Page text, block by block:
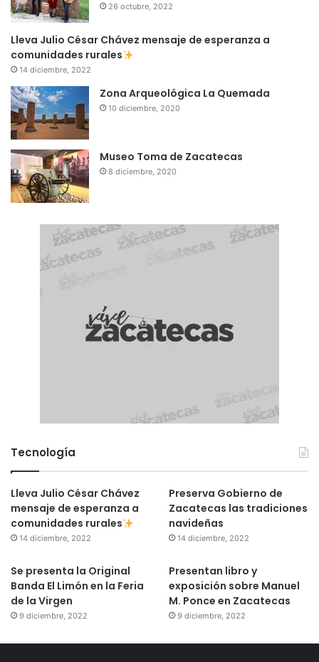
26 octubre, 2022
Lleva Julio César Chávez mensaje de esperanza a
comunidades rurales
14 diciembre, 2022
Zona Arqueológica La Quemada
10 diciembre, 2020
Museo Toma de Zacatecas
8 diciembre, 2020
Tecnología
Lleva Julio César Chávez
mensaje de esperanza a
comunidades rurales
14 diciembre, 2022
Preserva Gobierno de
Zacatecas las tradiciones
navideñas
14 diciembre, 2022
Se presenta la Original
Banda El Limón en la Feria
de la Virgen
9 diciembre, 2022
Presentan libro y
exposición sobre Manuel
M. Ponce en Zacatecas
9 diciembre, 2022